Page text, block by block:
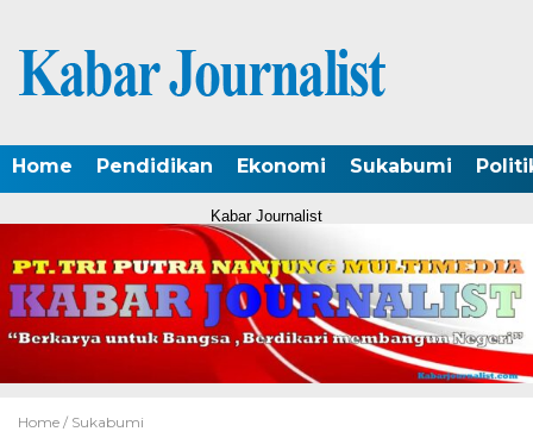
Home Pendidikan Ekonomi Sukabumi
Kabar Journalist
Home / Sukabumi